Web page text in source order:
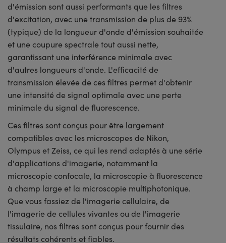
d'émission sont aussi performants que les filtres
d'excitation, avec une transmission de plus de 93%
(typique) de la longueur d'onde d'émission souhaitée
et une coupure spectrale tout aussi nette,
garantissant une interférence minimale avec
d'autres longueurs d'onde. L'efficacité de
transmission élevée de ces filtres permet d'obtenir
une intensité de signal optimale avec une perte
minimale du signal de fluorescence.
Ces filtres sont conçus pour être largement
compatibles avec les microscopes de Nikon,
Olympus et Zeiss, ce qui les rend adaptés à une série
d'applications d'imagerie, notamment la
microscopie confocale, la microscopie à fluorescence
à champ large et la microscopie multiphotonique.
Que vous fassiez de l'imagerie cellulaire, de
l'imagerie de cellules vivantes ou de l'imagerie
tissulaire, nos filtres sont conçus pour fournir des
résultats cohérents et fiables.